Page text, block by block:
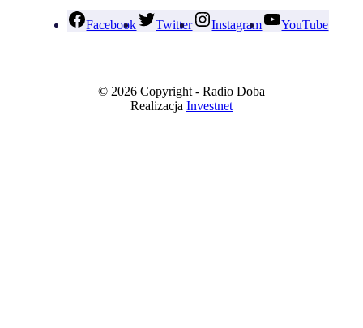
Facebook Twitter Instagram YouTube
© 2026 Copyright - Radio Doba
Realizacja Investnet